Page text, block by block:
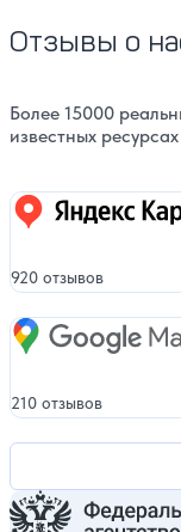
Отзывы о
Более 15000
известных
Яндекс карты
920 отзывов
Google Maps
210 отзывов